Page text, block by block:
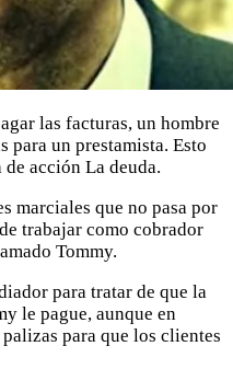
las facturas, un hombre
para un prestamista. Esto
acción La deuda.
marciales que no pasa por
trabajar como cobrador
Tommy.
para tratar de que la
le pague, aunque en
para que los clientes